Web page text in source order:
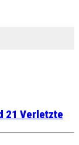
21 Verletzte